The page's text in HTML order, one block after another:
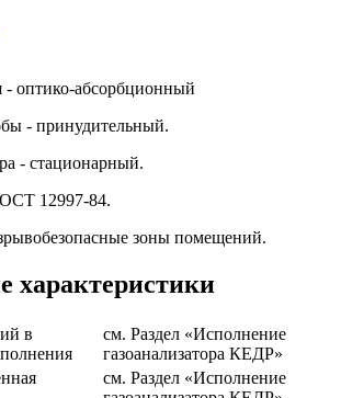
оптико-абсорбционный
- принудительный.
- стационарный.
12997-84.
зоны помещений.
характеристики
в
см. Раздел «Исполнение
газоанализатора КЕДР»
см. Раздел «Исполнение